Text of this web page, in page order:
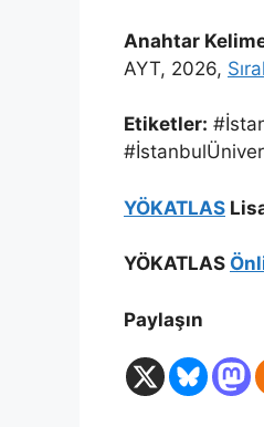
Anahtar
AYT, 2026,
Etiketler:
YÖKATLAS
YÖKATLAS
Paylaşın